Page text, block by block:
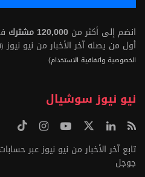
انضم إلى أكثر من 120,000 مشترك
أول من يصله آخر الأخبار من نيو نيوز
الخصوصية واتفاقية الاستخدام)
نيو نيوز سوشيال
تابع آخر الأخبار من نيو نيوز عبر
جوجل